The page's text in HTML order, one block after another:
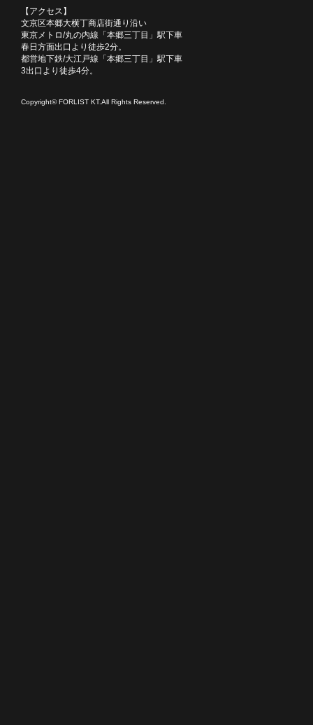
【アクセス】
文京区本郷大横丁商店街通り沿い
東京メトロ/丸の内線「本郷三丁目」駅下車
春日方面出口より徒歩2分。
都営地下鉄/大江戸線「本郷三丁目」駅下車
3出口より徒歩4分。
Copyright© FORLIST KT.All Rights Reserved.